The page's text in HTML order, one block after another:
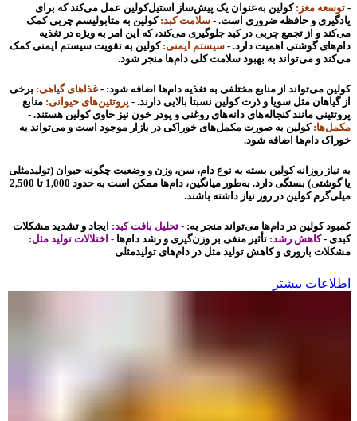
- توسعه مغز:کولین به‌عنوان یک پیش‌ساز استیل‌کولین عمل می‌کند که برای
یادگیری و حافظه ضروری است. - سلامت کبد: کولین به متابولیسم چربی کمک
می‌کند و از تجمع چربی در کبد جلوگیری می‌کند، که این امر به ویژه در تغذیه
دام‌های گوشتی اهمیت دارد. - سیستم ایمنی: کولین به تقویت سیستم ایمنی کمک
می‌کند و می‌تواند به بهبود سلامت کلی دام‌ها منجر شود.
کولین می‌تواند از منابع مختلفی به تغذیه دام‌ها اضافه شود: - غذاهای گیاهی: برخی
از گیاهان مثل سویا و ذرت کولین نسبتا بالایی دارند. - پروتئین‌های حیوانی: منابع
پروتئینی مانند کنجاله‌های دانه‌های روغنی و پودر خون نیز حاوی کولین هستند. -
مکمل‌ها: کولین به صورت مکمل‌های خوراکی در بازار موجود است و می‌تواند به
خوراک دام‌ها اضافه شود.
به نیاز روزانه کولین بسته به نوع دام، سن، وزن و وضعیت چگونه حیوان (تولیدمثلی
یا گوشتی) بستگی دارد. به‌طور میانگین، دام‌ها ممکن است به حدود 1,000 تا 2,500
میلی‌گرم کولین در روز نیاز داشته باشند.
کمبود کولین در دام‌ها می‌تواند منجر به: - تحلیل بافت کبد: ایجاد و تشدید مشکلات
کبدی -کاهش رشد: تأثیر منفی بر وزن‌گیری و رشد دام‌ها - اختلالات تولید مثل:
مشکلات باروری و کاهش تولید مثل در دام‌های تولیدمثلی
اطلاعات بیشتر